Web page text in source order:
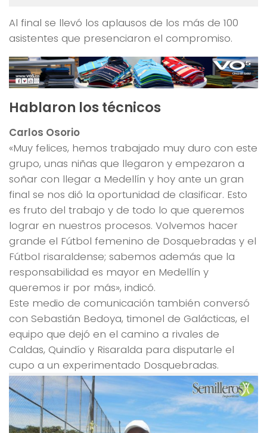
Al final se llevó los aplausos de los más de 100
asistentes que presenciaron el compromiso.
Hablaron los técnicos
Carlos Osorio
«Muy felices, hemos trabajado muy duro con este
grupo, unas niñas que llegaron y empezaron a
soñar con llegar a Medellín y hoy ante un gran
final se nos dió la oportunidad de clasificar. Esto
es fruto del trabajo y de todo lo que queremos
lograr en nuestros procesos. Volvemos hacer
grande el Fútbol femenino de Dosquebradas y el
Fútbol risaraldense; sabemos además que la
responsabilidad es mayor en Medellín y
queremos ir por más», indicó.
Este medio de comunicación también conversó
con Sebastián Bedoya, timonel de Galácticas, el
equipo que dejó en el camino a rivales de
Caldas, Quindío y Risaralda para disputarle el
cupo a un experimentado Dosquebradas.